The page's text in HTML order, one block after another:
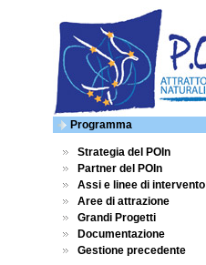
Programma
Strategia del POIn
Partner del POIn
Assi e linee di intervento
Aree di attrazione
Grandi Progetti
Documentazione
Gestione precedente